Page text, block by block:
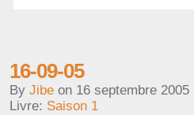
16-09-05
By Jibe on 16 septembre 2005
Livre: Saison 1